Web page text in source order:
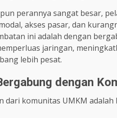
perannya sangat besar,
akses pasar, dan
ini adalah dengan
jaringan,
lebih pesat.
dengan
dari komunitas UMKM